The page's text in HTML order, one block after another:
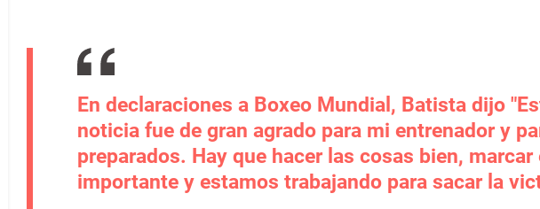
En declaraciones a Boxeo Mundial, Batista dijo
noticia fue de gran agrado para mi entrenador y
preparados. Hay que hacer las cosas bien,
importante y estamos trabajando para sacar la